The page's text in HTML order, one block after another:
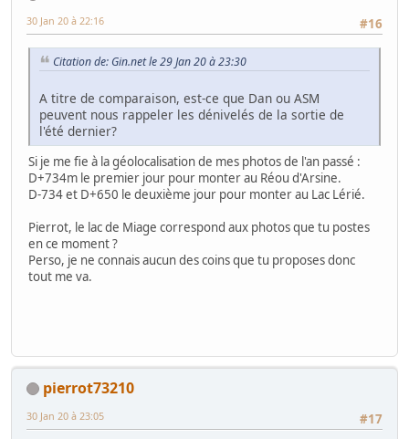
#16
30 Jan 20 à 22:16
Citation de: Gin.net le 29 Jan 20 à 23:30
A titre de comparaison, est-ce que Dan ou ASM
peuvent nous rappeler les dénivelés de la sortie de
l'été dernier?
Si je me fie à la géolocalisation de mes photos de l'an passé :
D+734m le premier jour pour monter au Réou d'Arsine.
D-734 et D+650 le deuxième jour pour monter au Lac Lérié.
Pierrot, le lac de Miage correspond aux photos que tu postes
en ce moment ?
Perso, je ne connais aucun des coins que tu proposes donc
tout me va.
pierrot73210
#17
30 Jan 20 à 23:05